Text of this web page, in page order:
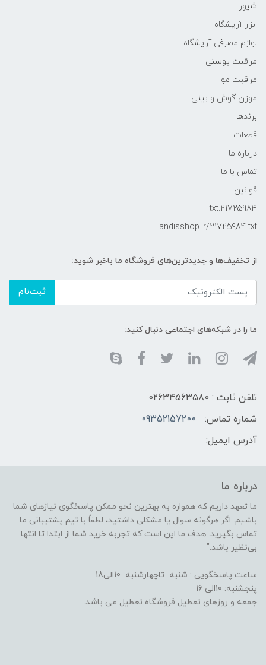
شیور
ابزار آرایشگاه
لوازم مصرفی آرایشگاه
مراقبت پوستی
مراقبت مو
موزن گوش و بینی
برندها
قطعات
درباره ما
تماس با ما
قوانین
21725984.txt
andisshop.ir/21725984.txt
از تخفیف‌ها و جدیدترین‌های فروشگاه ما باخبر شوید:
ثبت‌نام
ما را در شبکه‌های اجتماعی دنبال کنید:
تلفن ثابت : 02634563580
شماره تماس:
09352157200
آدرس ایمیل:
درباره ما
ما تعهد داریم که همواره به بهترین نحو ممکن پاسخگوی نیازهای شما
باشیم. اگر هرگونه سوال یا مشکلی داشتید، لطفاً با تیم پشتیبانی ما
تماس بگیرید. هدف ما این است که تجربه خرید شما از ابتدا تا انتها
بی‌نظیر باشد."
ساعت پاسخگویی : شنبه تاچهارشنبه 10الی18
پنجشنبه: 10الی 16
جمعه و روزهای تعطیل فروشگاه تعطیل می باشد.